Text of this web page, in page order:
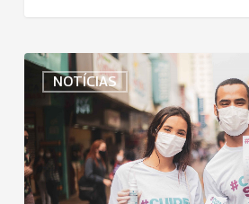
NOTÍCIAS
Uniodonto
São
José
dos
Campos
orienta